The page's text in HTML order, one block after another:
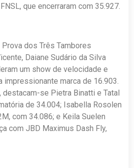
que encerraram com 35.927.
dos Três Tambores
Daiane Sudário da Silva
um show de velocidade e
impressionante marca de 16.903.
se Pietra Binatti e Tatal
de 34.004; Isabella Rosolen
com 34.086; e Keila Suelen
com JBD Maximus Dash Fly,